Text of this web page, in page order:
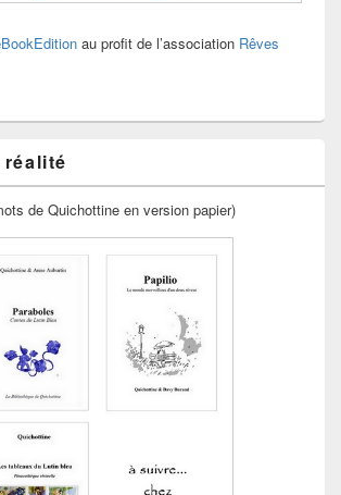
au profit de l’association Rêves
réalité
de Quichottine en version papier)